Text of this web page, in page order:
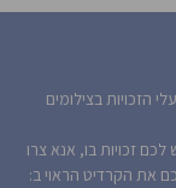
הזכויות בצילומים
זכויות בו, אנא צרו
את הקרדיט הראוי ב: